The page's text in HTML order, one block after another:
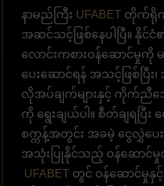
နာမည်ကြီး UFABET တိုက်ရို
အဆင်သင့်ဖြစ်နေပါပြီ။ နိုင်
လောင်းကစားဝန်ဆောင်မှု
ပေးဆောင်ရန် အသင့်ဖြစ်ပြီး
လိုအပ်ချက်များနှင့် ကိုက်ညီသ
ကို ရွေးချယ်ပါ။ စီတ်ချရပြီ
စက္ကန့်အတွင်း အခမဲ့ ငွေလွှဲပေ
အသုံးပြုနိုင်သည့် ဝန်ဆော
UFABET တွင် ဝန်ဆောင်မှုနှင့်